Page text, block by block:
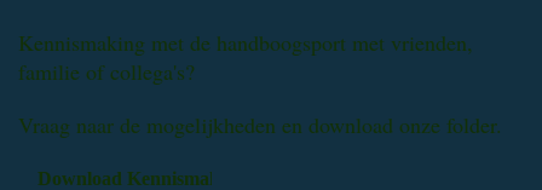
Kennismaking met de handboogsport met vrienden,
familie of collega's?
Vraag naar de mogelijkheden en download onze folder.
Download Kennismaking